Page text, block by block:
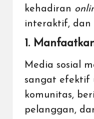
kehadiran
interaktif, dan
1.
Media sosial
sangat efektif
komunitas,
pelanggan,